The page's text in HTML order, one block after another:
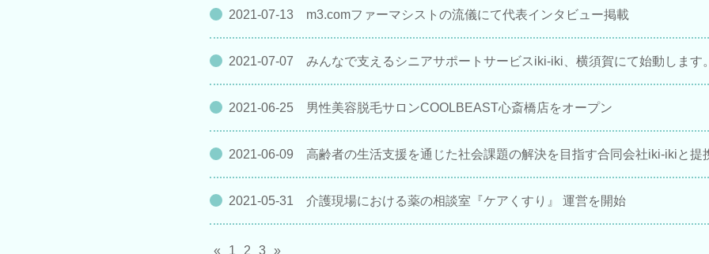
2021-07-13 m3.comファーマシストの流儀にて代表インタビュー掲載
2021-07-07 みんなで支えるシニアサポートサービスiki-iki、横須賀にて始動します
2021-06-25 男性美容脱毛サロンCOOLBEAST心斎橋店をオープン
2021-06-09 高齢者の生活支援を通じた社会課題の解決を目指す合同会社iki-ikiと提
2021-05-31 介護現場における薬の相談室『ケアくすり』 運営を開始
« 1 2 3 »